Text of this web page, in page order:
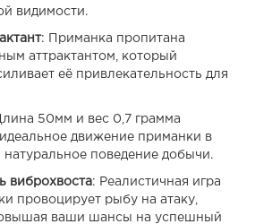
видимости.
: Приманка пропитана
аттрактантом, который
её привлекательность для
50мм и вес 0,7 грамма
движение приманки в
натуральное поведение добычи.
виброхвоста: Реалистичная игра
провоцирует рыбу на атаку,
ваши шансы на успешный